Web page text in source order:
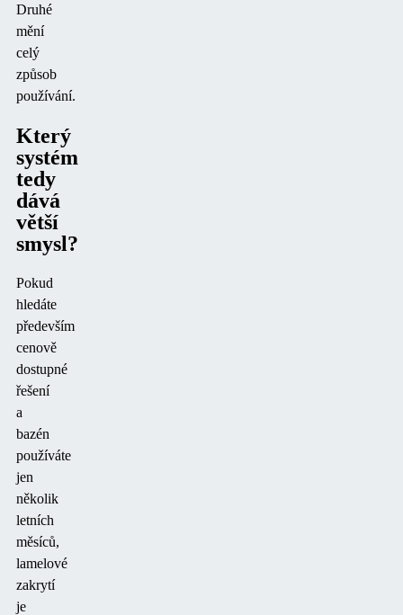
Druhé
mění
celý
způsob
používání.
Který
systém
tedy
dává
větší
smysl?
Pokud
hledáte
především
cenově
dostupné
řešení
a
bazén
používáte
jen
několik
letních
měsíců,
lamelové
zakrytí
je